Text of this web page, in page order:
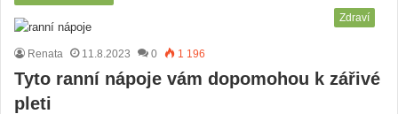
Zdraví
Renata 11.8.2023 0 1 196
Tyto ranní nápoje vám dopomohou k zářivé
pleti